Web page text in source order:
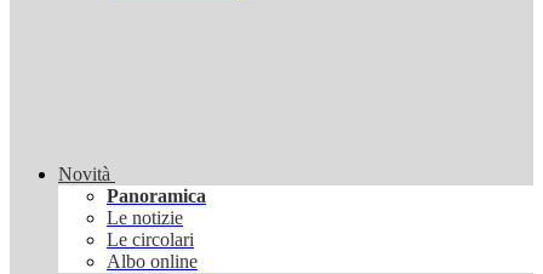
Novità
Panoramica
Le notizie
Le circolari
Albo online